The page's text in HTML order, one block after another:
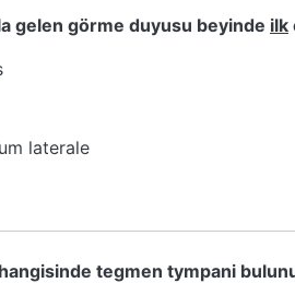
gelen görme duyusu beyinde ilk
laterale
tegmen tympani